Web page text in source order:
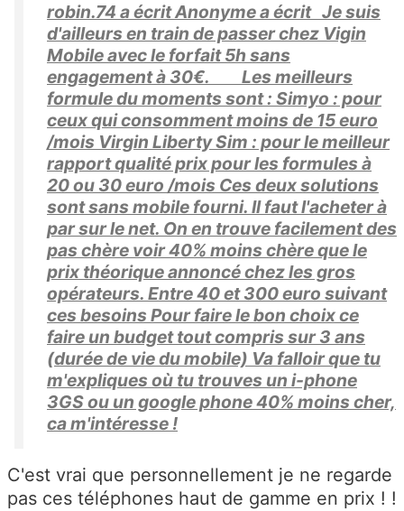
robin.74 a écrit Anonyme a écrit Je suis
d'ailleurs en train de passer chez Vigin
Mobile avec le forfait 5h sans
engagement à 30€. Les meilleurs
formule du moments sont : Simyo : pour
ceux qui consomment moins de 15 euro
/mois Virgin Liberty Sim : pour le meilleur
rapport qualité prix pour les formules à
20 ou 30 euro /mois Ces deux solutions
sont sans mobile fourni. Il faut l'acheter à
par sur le net. On en trouve facilement des
pas chère voir 40% moins chère que le
prix théorique annoncé chez les gros
opérateurs. Entre 40 et 300 euro suivant
ces besoins Pour faire le bon choix ce
faire un budget tout compris sur 3 ans
(durée de vie du mobile) Va falloir que tu
m'expliques où tu trouves un i-phone
3GS ou un google phone 40% moins cher,
ca m'intéresse !
C'est vrai que personnellement je ne regarde
pas ces téléphones haut de gamme en prix ! !